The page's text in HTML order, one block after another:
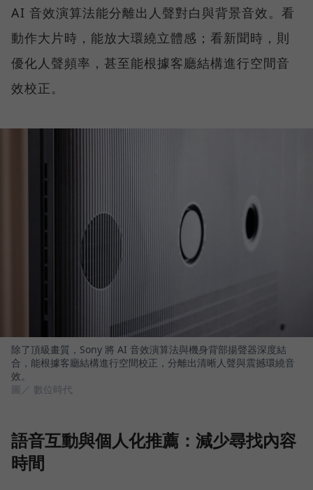
AI 音效演算法能分離出人聲對白與背景音效。看
動作大片時，能放大環繞立體感；看新聞時，則
優化人聲頻率，甚至能根據客廳結構進行空間音
效校正。
除了頂級畫質，Sony 將 AI 音效演算法與機身背部揚聲器深度結
合，能根據客廳結構進行空間校正，分離出清晰人聲與震撼環繞音
效。
圖／ 數位時代
語音互動與個人化推薦：減少尋找內容
時間